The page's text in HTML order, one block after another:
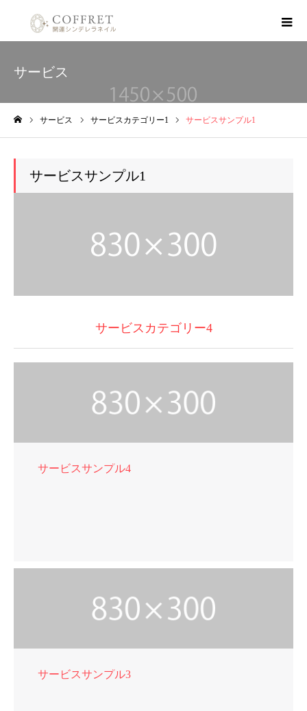
サービス
サービス サービスカテゴリー1 サービスサンプル1
サービスサンプル1
サービスカテゴリー4
サービスサンプル4
サービスサンプル3